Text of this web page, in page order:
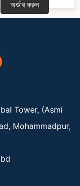
অর্ডার করুন
Tower, (Asmi
Mohammadpur,